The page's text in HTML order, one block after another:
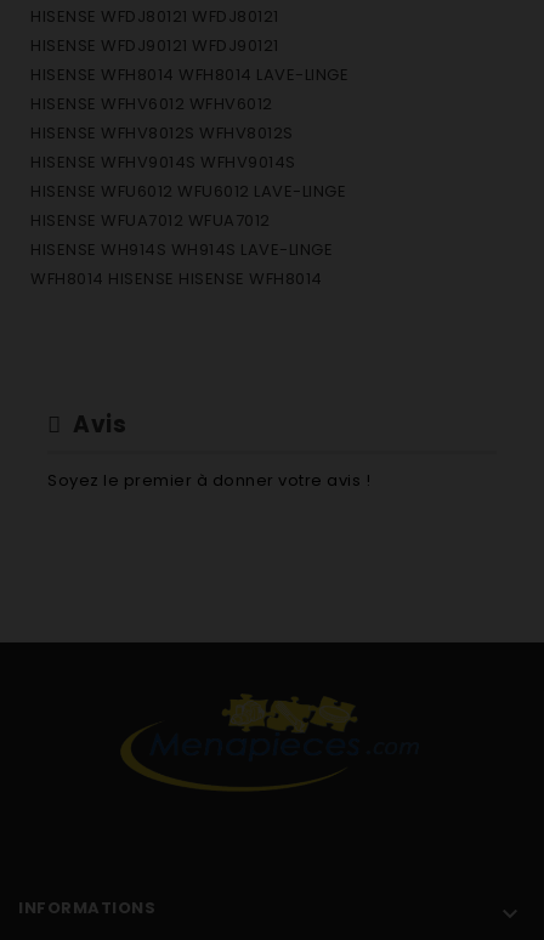
HISENSE WFDJ80121 WFDJ80121
HISENSE WFDJ90121 WFDJ90121
HISENSE WFH8014 WFH8014 LAVE-LINGE
HISENSE WFHV6012 WFHV6012
HISENSE WFHV8012S WFHV8012S
HISENSE WFHV9014S WFHV9014S
HISENSE WFU6012 WFU6012 LAVE-LINGE
HISENSE WFUA7012 WFUA7012
HISENSE WH914S WH914S LAVE-LINGE
WFH8014 HISENSE HISENSE WFH8014
Avis
Soyez le premier à donner votre avis !
INFORMATIONS 